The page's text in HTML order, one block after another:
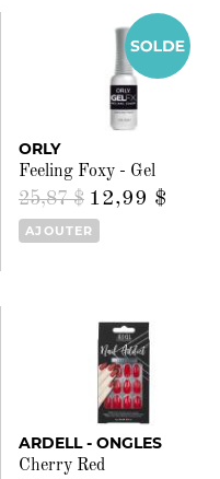
ORLY
Feeling Foxy - Gel
25,87 $ 12,99 $
AJOUTER
ARDELL - ONGLES
Cherry Red